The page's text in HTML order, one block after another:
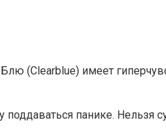
(Clearblue) имеет
панике. Нельзя